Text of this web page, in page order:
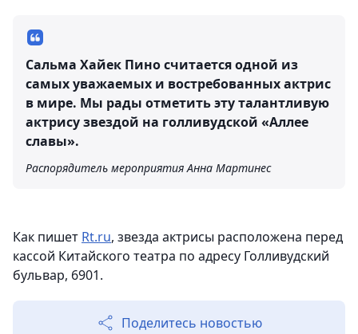
Сальма Хайек Пино считается одной из
самых уважаемых и востребованных актрис
в мире. Мы рады отметить эту талантливую
актрису звездой на голливудской «Аллее
славы».
Распорядитель мероприятия Анна Мартинес
Как пишет Rt.ru, звезда актрисы расположена перед
кассой Китайского театра по адресу Голливудский
бульвар, 6901.
Поделитесь новостью